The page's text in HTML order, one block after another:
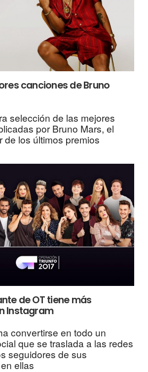
canciones de Bruno
selección de las mejores
por Bruno Mars, el
de los últimos premios
de OT tiene más
Instagram
convertirse en todo un
que se traslada a las redes
seguidores de sus
ellas